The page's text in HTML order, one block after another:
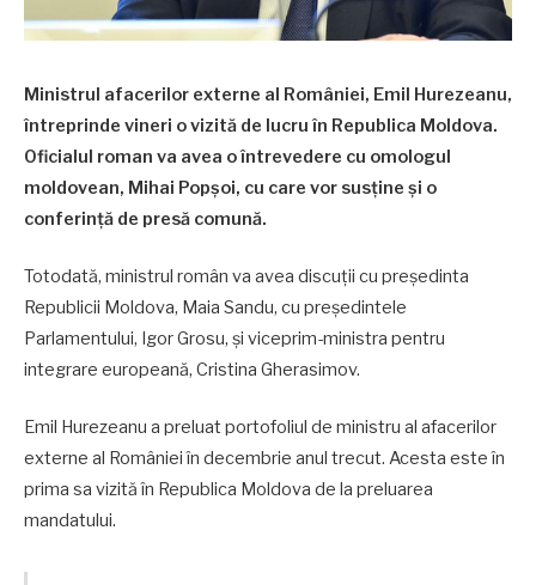
Ministrul afacerilor externe al României, Emil Hurezeanu,
întreprinde vineri o vizită de lucru în Republica Moldova.
Oficialul roman va avea o întrevedere cu omologul
moldovean, Mihai Popșoi, cu care vor susține și o
conferință de presă comună.
Totodată, ministrul român va avea discuții cu președinta
Republicii Moldova, Maia Sandu, cu președintele
Parlamentului, Igor Grosu, și viceprim-ministra pentru
integrare europeană, Cristina Gherasimov.
Emil Hurezeanu a preluat portofoliul de ministru al afacerilor
externe al României în decembrie anul trecut. Acesta este în
prima sa vizită în Republica Moldova de la preluarea
mandatului.